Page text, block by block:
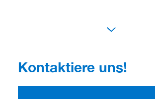
Kontaktiere uns!